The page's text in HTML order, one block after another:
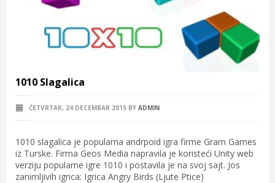
1010 Slagalica
ČETVRTAK, 24 DECEMBAR 2015 BY ADMIN
1010 slagalica je popularna andrpoid igra firme Gram Games
iz Turske. Firma Geos Media napravila je koristeći Unity web
verziju popularne igre 1010 i postavila je na svoj sajt. Jos
zanimljivih igrica: Igrica Angry Birds (Ljute Ptice)